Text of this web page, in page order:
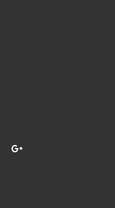
FacebookGoogle